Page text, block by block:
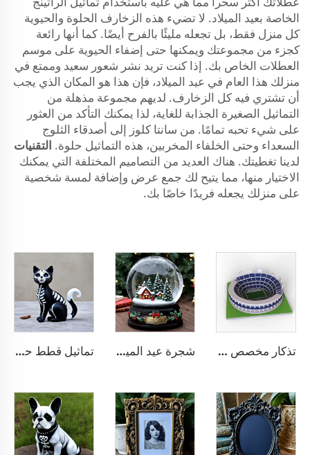
الخاصة بعيد الميلاد. لا تضيء هذه الزخارف الحلوة والحيوية
كل منزل فقط، بل تجعله مليئًا بالفرح أيضًا. كما أنها رائعة
كجزء من مجموعتك ويمكنها حتى إضفاء الحيوية على موسم
العطلات الخاص بك. إذا كنت تريد نشر شعور سعيد وممتع في
منزلك هذا العام في عيد الميلاد، فإن هذا هو المكان الذي يجب
أن تشتري فيه كل الزخارف. لديهم مجموعة مذهلة من
التماثيل الصغيرة الجذابة للغاية، لذا يمكنك التأكد من العثور
على شيء تحبه تمامًا. من سانتا كلوز إلى أصدقاء الثلوج
السعداء وحتى الخلفاء المخربين، هذه التماثيل حلوة. التقنيات
لدينا تغطيتك. هناك العديد من التصاميم المختلفة التي يمكنك
الاختيار منها، مما يتيح لك جمع عرض وإضافة لمسة شخصية
على منزلك يجعله فريدًا خاصًا بك.
تذكار مخصص صغير نموذج مجسم ملعب رغبي صغير من الراتينج شجرة عيد الميلاد الراتينجية قرية مصغرة كرة زجاجية ثلجية تماثيل قطط حيوانات من مادة الراتنج ليوم الموتى المكسيكي